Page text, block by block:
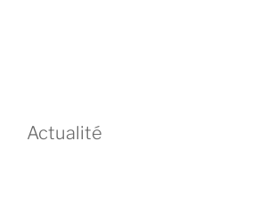
Actualité